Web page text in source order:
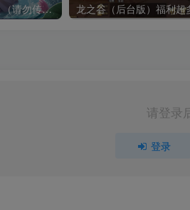
一骑当千（金屋版）（请勿传播宣传谢谢了，有点儿违禁） 龙之谷（后台版）福利超
请登录
登录